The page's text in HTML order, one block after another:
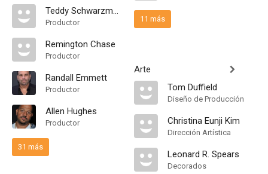
Teddy Schwarzman
Productor
Remington Chase
Productor
Randall Emmett
Productor
Allen Hughes
Productor
31 más
11 más
Arte
Tom Duffield
Diseño de Producción
Christina Eunji Kim
Dirección Artística
Leonard R. Spears
Decorados